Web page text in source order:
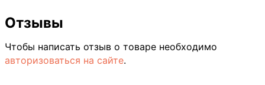
Отзывы
Чтобы написать отзыв о товаре необходимо
авторизоваться на сайте.